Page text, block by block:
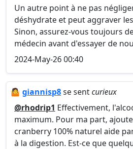
Un autre point à ne pas
déshydrate et peut aggraver
Sinon, assurez-vous toujours
médecin avant d'essayer de
2024-May-26 00:40
🤷 giannisp8se sentcurieux
@rhodrip1 Effectivement,
maximum. Pour ma part,
cranberry 100% naturel aide
à la digestion. Est-ce que